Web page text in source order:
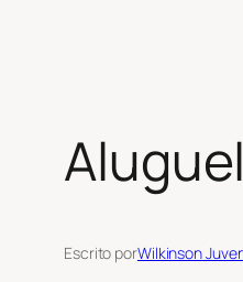
Escrito porWilkinson